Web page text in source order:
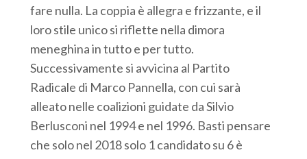
fare nulla. La coppia è allegra e frizzante, e il
loro stile unico si riflette nella dimora
meneghina in tutto e per tutto.
Successivamente si avvicina al Partito
Radicale di Marco Pannella, con cui sarà
alleato nelle coalizioni guidate da Silvio
Berlusconi nel 1994 e nel 1996. Basti pensare
che solo nel 2018 solo 1 candidato su 6 è